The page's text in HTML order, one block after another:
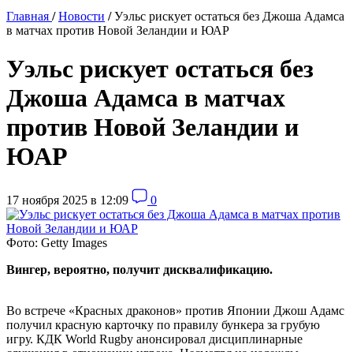
Главная / Новости / Уэльс рискует остаться без Джоша Адамса
в матчах против Новой Зеландии и ЮАР
Уэльс рискует остаться без
Джоша Адамса в матчах
против Новой Зеландии и
ЮАР
17 ноября 2025 в 12:09 0
Фото: Getty Images
Вингер, вероятно, получит дисквалификацию.
Во встрече «Красных драконов» против Японии Джош Адамс
получил красную карточку по правилу бункера за грубую
игру. КДК World Rugby анонсировал дисциплинарные